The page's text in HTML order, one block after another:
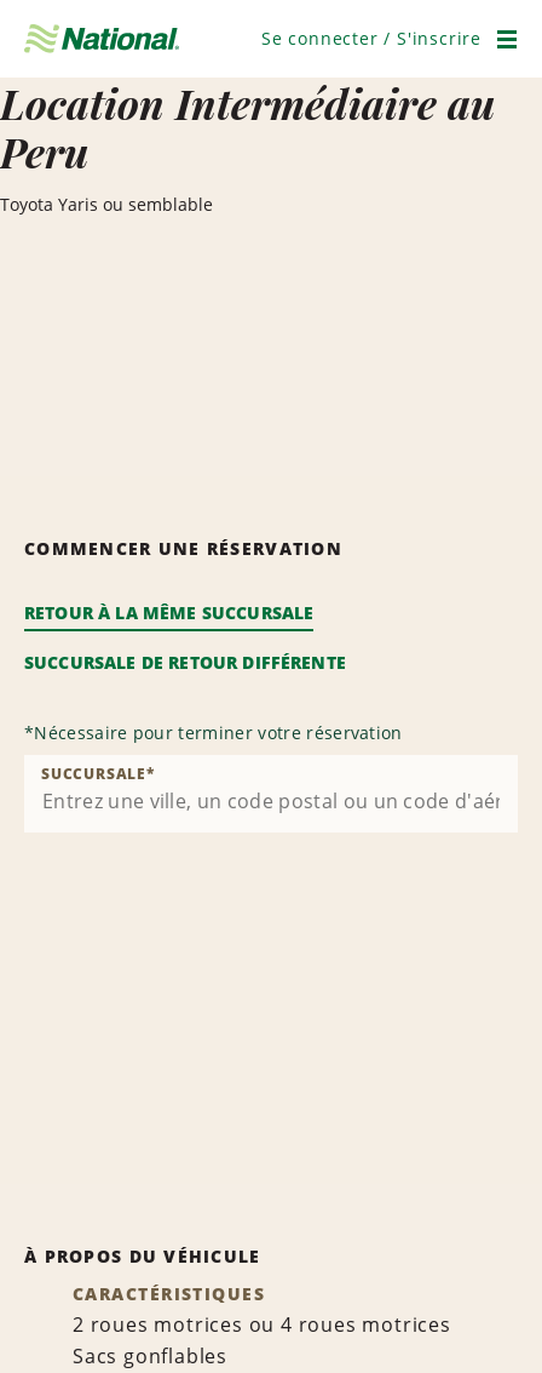
navigation
Se connecter / S'inscrire
Location Intermédiaire au
Peru
Toyota Yaris ou semblable
COMMENCER UNE RÉSERVATION
RETOUR À LA MÊME SUCCURSALE
SUCCURSALE DE RETOUR DIFFÉRENTE
*Nécessaire pour terminer votre réservation
SUCCURSALE*
À PROPOS DU VÉHICULE
CARACTÉRISTIQUES
2 roues motrices ou 4 roues motrices
Sacs gonflables